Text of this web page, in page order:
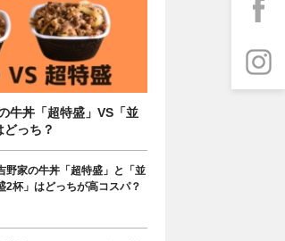
牛丼「超特盛」VS「並
っち？
野家の牛丼「超特盛」と「並
2杯」はどっちが高コスパ？